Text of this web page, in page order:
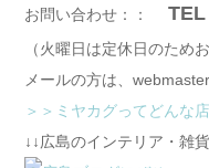
お問い合わせ：： TEL
（火曜日は定休日のため
メールの方は、
＞＞ミヤカグってどんな
↓↓広島のインテリア・雑